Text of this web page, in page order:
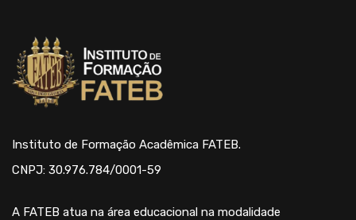
Instituto de Formação Acadêmica FATEB.
CNPJ: 30.976.784/0001-59
A FATEB atua na área educacional na modalidade